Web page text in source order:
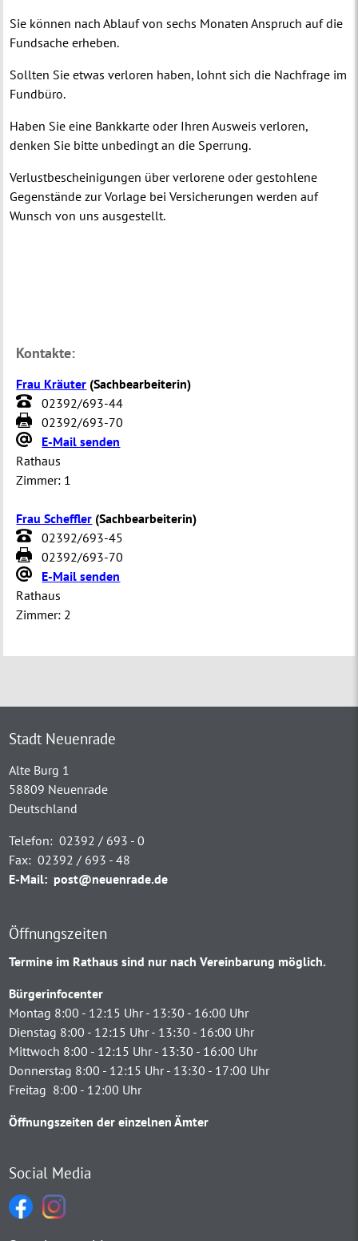
Sie können nach Ablauf von sechs Monaten Anspruch auf die
Fundsache erheben.
Sollten Sie etwas verloren haben, lohnt sich die Nachfrage im
Fundbüro.
Haben Sie eine Bankkarte oder Ihren Ausweis verloren,
denken Sie bitte unbedingt an die Sperrung.
Verlustbescheinigungen über verlorene oder gestohlene
Gegenstände zur Vorlage bei Versicherungen werden auf
Wunsch von uns ausgestellt.
Kontakte:
Frau Kräuter (Sachbearbeiterin)
02392/693-44
02392/693-70
E-Mail senden
Rathaus
Zimmer: 1
Frau Scheffler (Sachbearbeiterin)
02392/693-45
02392/693-70
E-Mail senden
Rathaus
Zimmer: 2
Stadt Neuenrade
Alte Burg 1
58809 Neuenrade
Deutschland
Telefon: 02392 / 693 - 0
Fax: 02392 / 693 - 48
E-Mail: post@neuenrade.de
Öffnungszeiten
Termine im Rathaus sind nur nach Vereinbarung möglich.
Bürgerinfocenter
Montag 8:00 - 12:15 Uhr - 13:30 - 16:00 Uhr
Dienstag 8:00 - 12:15 Uhr - 13:30 - 16:00 Uhr
Mittwoch 8:00 - 12:15 Uhr - 13:30 - 16:00 Uhr
Donnerstag 8:00 - 12:15 Uhr - 13:30 - 17:00 Uhr
Freitag 8:00 - 12:00 Uhr
Öffnungszeiten der einzelnen Ämter
Social Media